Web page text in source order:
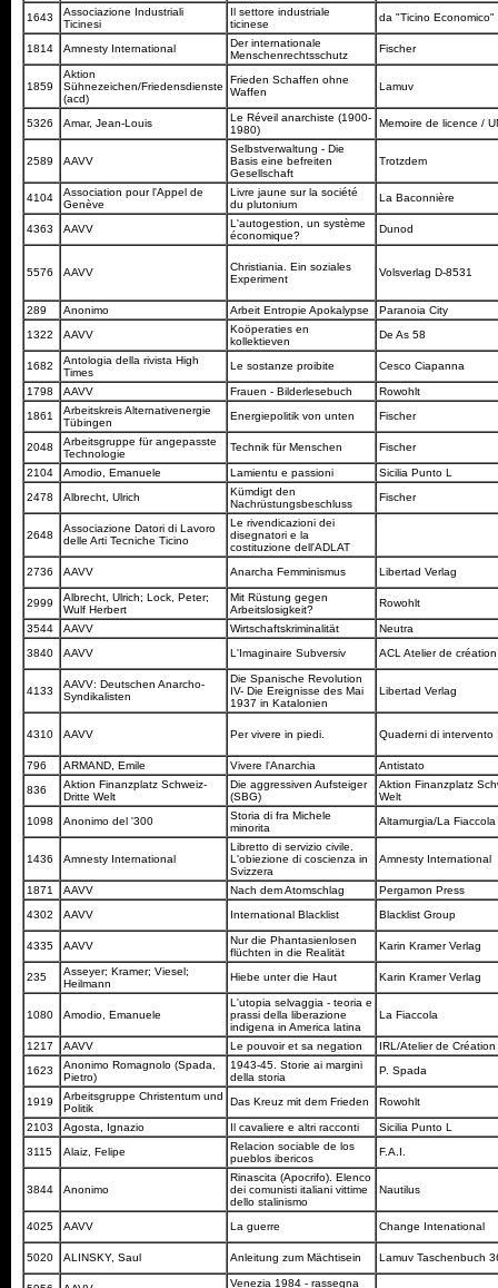
1643
Associazione Industriali
Ticinesi
Il settore industriale
ticinese
da "Ticino
1814 Amnesty International
Der internationale
Menschenrechtsschutz
Fischer
1859
Aktion
Sühnezeichen/Friedensdienste
(acd)
Frieden Schaffen ohne
Waffen
Lamuv
5326 Amar, Jean-Louis
Le Réveil anarchiste (1900-
1980)
Memoire de licence /
2589 AAVV
Selbstverwaltung - Die
Basis eine befreiten
Gesellschaft
Trotzdem
4104
Association pour l'Appel de
Genève
Livre jaune sur la société
du plutonium
La Baconnière
4363 AAVV
L'autogestion, un système
économique?
Dunod
5576 AAVV
Christiania. Ein soziales
Experiment
Volsverlag D-8531
289 Anonimo Arbeit Entropie Apokalypse
Paranoia City
1322
AAVV
Koöperaties en
kollektieven
De As 58
1682
Antologia della rivista High
Times
Le sostanze proibite Cesco Ciapanna
1798 AAVV Frauen - Bilderlesebuch
Rowohlt
1861
Arbeitskreis Alternativenergie
Tübingen
Energiepolitik von unten Fischer
2048
Arbeitsgruppe für angepasste
Technologie
Technik für Menschen Fischer
2104 Amodio, Emanuele Lamientu e passioni
Sicilia Punto L
2478
Albrecht, Ulrich
Kümdigt den
Nachrüstungsbeschluss
Fischer
2648
Associazione Datori di Lavoro
delle Arti Tecniche Ticino
Le rivendicazioni dei
disegnatori e la
costituzione dell'ADLAT
2736
AAVV Anarcha Femminismus Libertad Verlag
2999
Albrecht, Ulrich; Lock, Peter;
Wulf Herbert
Mit Rüstung gegen
Arbeitslosigkeit?
Rowohlt
3544 AAVV Wirtschaftskriminalität
Neutra
3840
AAVV L'Imaginaire Subversiv ACL Atelier de
4133
AAVV: Deutschen Anarcho-
Syndikalisten
Die Spanische Revolution
IV- Die Ereignisse des Mai
1937 in Katalonien
Libertad Verlag
4310 AAVV Per vivere in piedi. Quaderni di intervento
796 ARMAND, Emile Vivere l'Anarchia
Antistato
836
Aktion Finanzplatz Schweiz-
Dritte Welt
Die aggressiven Aufsteiger
(SBG)
Aktion Finanzplatz
Welt
1098
Anonimo del '300
Storia di fra Michele
minorita
Altamurgia/La Fiaccola
1436 Amnesty International
Libretto di servizio civile.
L'obiezione di coscienza in
Svizzera
Amnesty International
1871 AAVV Nach dem Atomschlag
Pergamon Press
4302
AAVV International Blacklist Blacklist Group
4335 AAVV
Nur die Phantasienlosen
flüchten in die Realität
Karin Kramer Verlag
235
Asseyer; Kramer; Viesel;
Heilmann
Hiebe unter die Haut Karin Kramer Verlag
1080 Amodio, Emanuele
L'utopia selvaggia - teoria e
prassi della liberazione
indigena in America latina
La Fiaccola
1217 AAVV Le pouvoir et sa negation
IRL/Atelier de
1623
Anonimo Romagnolo (Spada,
Pietro)
1943-45. Storie ai margini
della storia
P. Spada
1919
Arbeitsgruppe Christentum und
Politik
Das Kreuz mit dem Frieden Rowohlt
2103 Agosta, Ignazio Il cavaliere e altri racconti
Sicilia Punto L
3115
Alaiz, Felipe
Relacion sociable de los
pueblos ibericos
F.A.I.
3844 Anonimo
Rinascita (Apocrifo). Elenco
dei comunisti italiani vittime
dello stalinismo
Nautilus
4025 AAVV La guerre Change Intenational
5020 ALINSKY, Saul Anleitung zum Mächtisein Lamuv Taschenbuch
Venezia 1984 - rassegna